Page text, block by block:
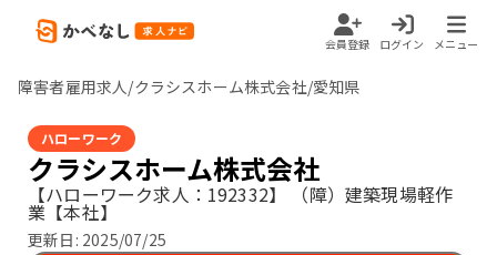
会員登録 ログイン メニュー
障害者雇用求人/クラシスホーム株式会社/愛知県
ハローワーク
クラシスホーム株式会社
【ハローワーク求人：192332】 （障）建築現場軽作
業【本社】
更新日: 2025/07/25